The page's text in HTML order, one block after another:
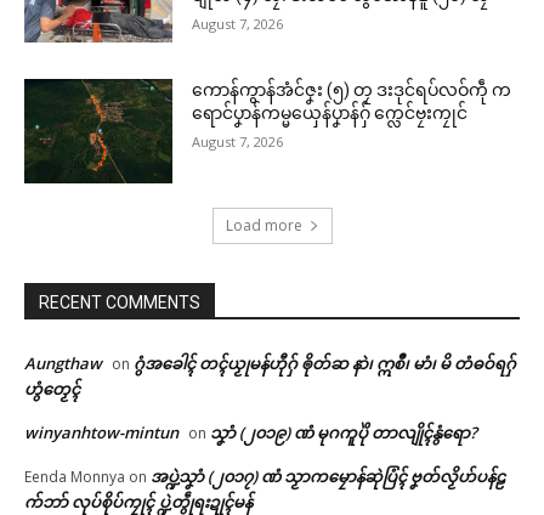
August 7, 2026
ကောန်ကွာန်အံင်ဇၞး (၅) တၠ ဒးဒုင်ရပ်လဝ်ကဵု က
ရောင်ပၞာန်ကမ္မယှေန်ပၞာန်ဂှ် က္လေင်ဗၠးကၠုင်
August 7, 2026
Load more
RECENT COMMENTS
Aungthaw on ဂွံအခေါၚ် တၚ်ယၟုမန်ဟီုဂှ် ၜိုတ်ဆ နာဲ၊ ဣစဳ၊ မာံ၊ မိ တံဓဝ်ရဂှ်
ဟွံတၟေၚ်
winyanhtow-mintun on သၞာံ (၂၀၁၉) ဏံ မုဂကူပိုဲ တာလျိုၚ်နွံရော?
Eenda Monnya on အပ္ဍဲသၞာံ (၂၀၁၇) ဏံ သၟာကမၠောန်ဆုဲပြံၚ် ဗၞတ်လၟိဟ်ပန်ဠ
က်ဘာ် လုပ်စိုပ်ကၠုၚ် ပ္ဍဲတွဵုရးဍုၚ်မန်